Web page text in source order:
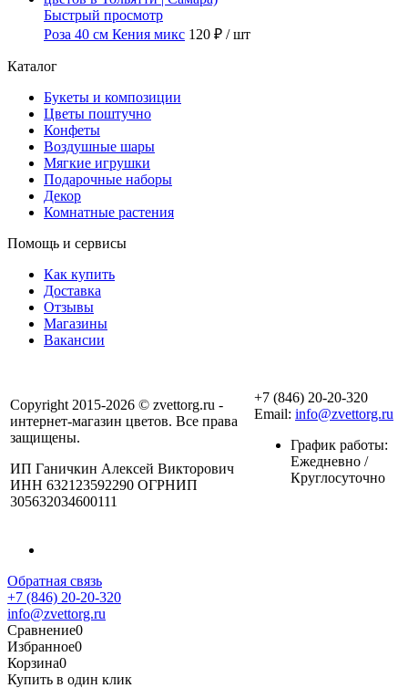
Быстрый просмотр
Роза 40 см Кения микс 120 ₽ / шт
Каталог
Букеты и композиции
Цветы поштучно
Конфеты
Воздушные шары
Мягкие игрушки
Подарочные наборы
Декор
Комнатные растения
Помощь и сервисы
Как купить
Доставка
Отзывы
Магазины
Вакансии
Copyright 2015-2026 © zvettorg.ru -
интернет-магазин цветов. Все права
защищены.
ИП Ганичкин Алексей Викторович
ИНН 632123592290 ОГРНИП
305632034600111
+7 (846) 20-20-320
Email: info@zvettorg.ru
График работы:
Ежедневно /
Круглосуточно
Обратная связь
+7 (846) 20-20-320
info@zvettorg.ru
Сравнение0
Избранное0
Корзина0
Купить в один клик